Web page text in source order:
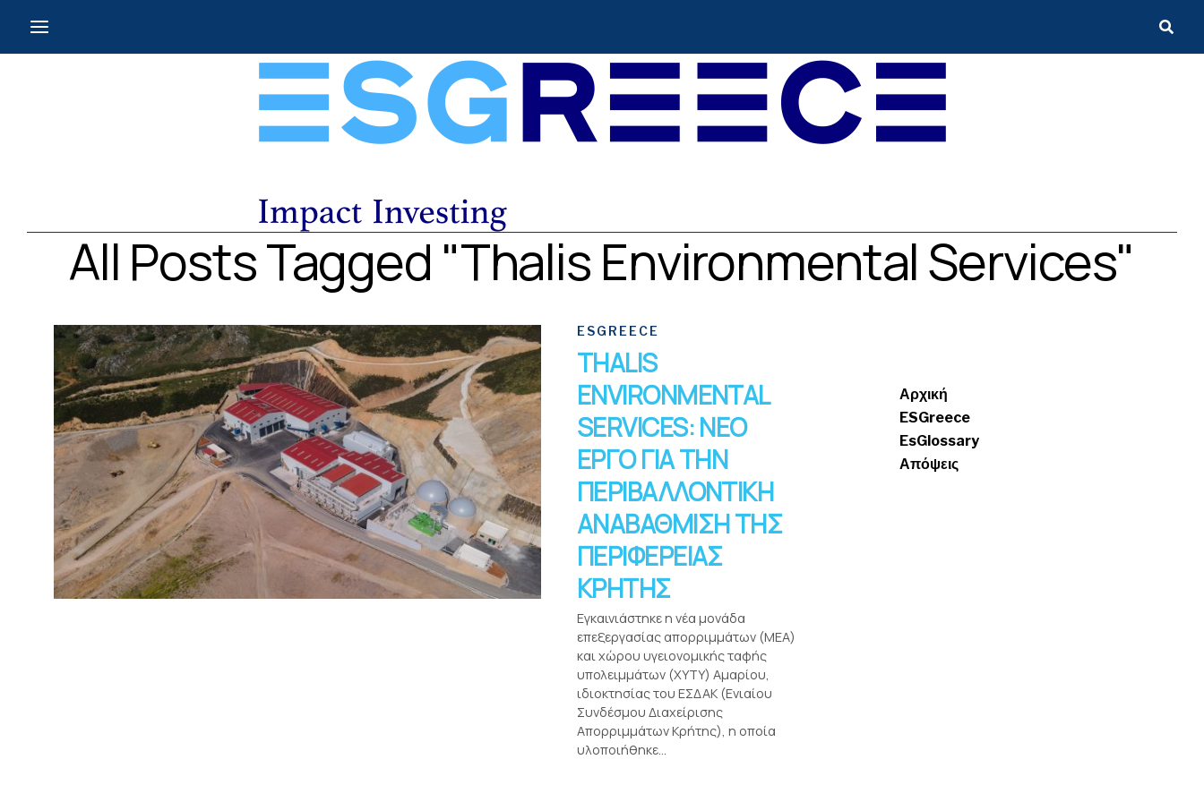
All Posts Tagged "Thalis Environmental Services"
ESGREECE
THALIS
ENVIRONMENTAL
SERVICES: ΝΕΟ
ΕΡΓΟ ΓΙΑ ΤΗΝ
ΠΕΡΙΒΑΛΛΟΝΤΙΚΗ
ΑΝΑΒΑΘΜΙΣΗ ΤΗΣ
ΠΕΡΙΦΕΡΕΙΑΣ
ΚΡΗΤΗΣ
Εγκαινιάστηκε η νέα μονάδα
επεξεργασίας απορριμμάτων (ΜΕΑ)
και χώρου υγειονομικής ταφής
υπολειμμάτων (ΧΥΤΥ) Αμαρίου,
ιδιοκτησίας του ΕΣΔΑΚ (Ενιαίου
Συνδέσμου Διαχείρισης
Απορριμμάτων Κρήτης), η οποία
υλοποιήθηκε...
Αρχική
ESGreece
EsGlossary
Απόψεις